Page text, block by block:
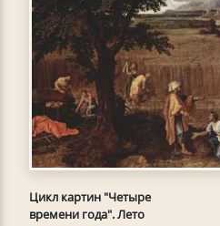
Цикл картин "Четыре
времени года". Лето